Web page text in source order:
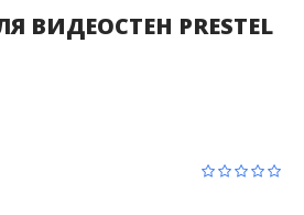
ВИДЕОСТЕН PRESTEL